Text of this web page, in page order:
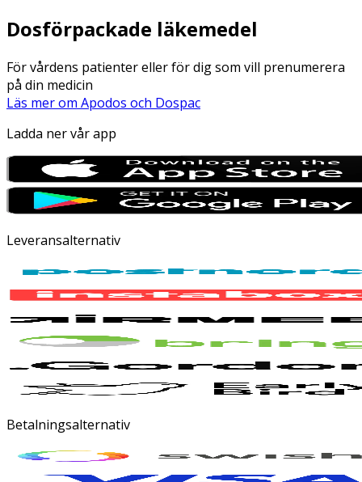
Dosförpackade läkemedel
För vårdens patienter eller för dig som vill prenumerera
på din medicin
Läs mer om Apodos och Dospac
Ladda ner vår app
Leveransalternativ
Betalningsalternativ